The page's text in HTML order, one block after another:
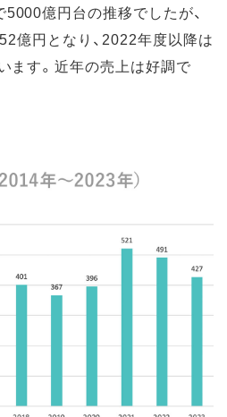
億円台の推移でしたが、
億円となり、2022年度以降は
ます。近年の売上は好調で